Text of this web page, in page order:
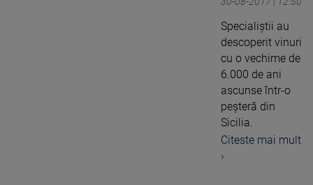
Specialiștii au
descoperit vinuri
cu o vechime de
6.000 de ani
ascunse într-o
peșteră din
Sicilia.
Citeste mai mult
›